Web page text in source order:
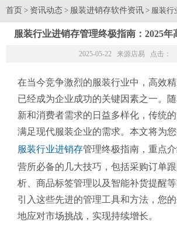
首页 > 资讯动态 > 服装进销存软件资讯 > 服装行
服装行业进销存管理终极指南：2025
2025-05-22 来源店易 点击：
在当今竞争激烈的服装行业中，高效
已经成为企业成功的关键因素之一。
新和消费者需求的日益多样化，传统
满足现代服装企业的需求。本文将为
服装行业进销存管理终极指南，重点
营所必备的几大技巧，包括采购订单
析、商品标签管理以及智能补货提醒
引入这些先进的管理工具和方法，您
地应对市场挑战，实现持续增长。